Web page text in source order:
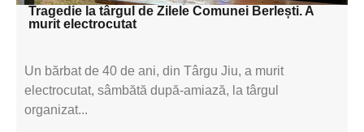
Tragedie la târgul de Zilele Comunei Berlești. A
murit electrocutat
Un bărbat de 40 de ani, din Târgu Jiu, a murit
electrocutat, sâmbătă după-amiază, la târgul
organizat...